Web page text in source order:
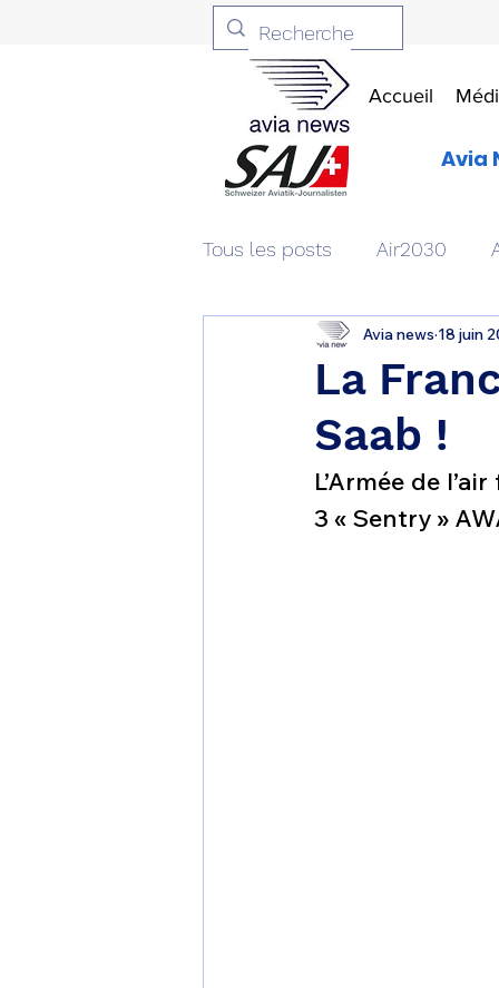
Accueil
Avia
Tous les posts Air2030
Aviation & Défense
Patrimoine aéronautique
1 er avril Motorisation
La
Saab !
Avia news 18 juin
L’Armée de
3 « Sentry »